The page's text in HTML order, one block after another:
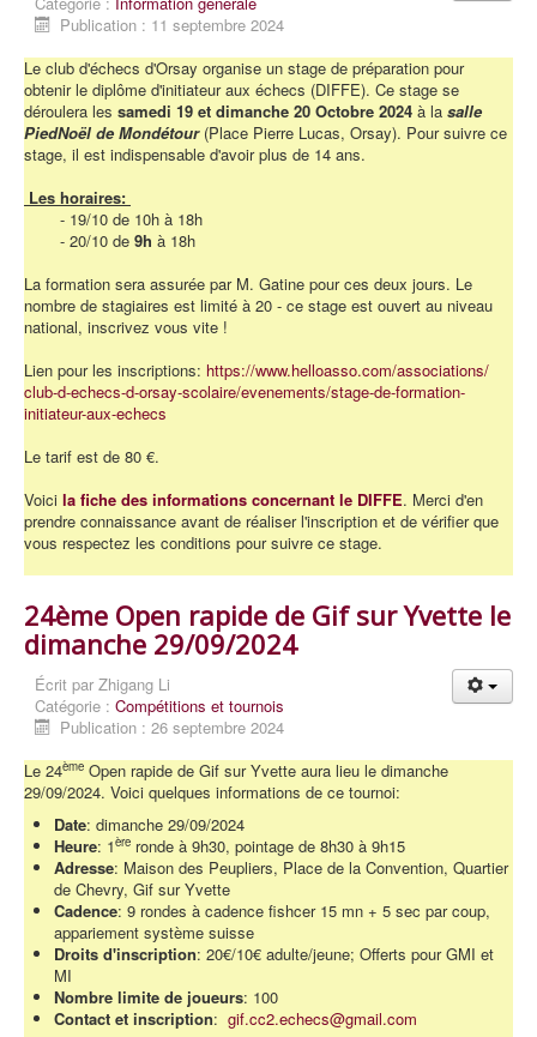
Publication : 11 septembre 2024
Le club d'échecs d'Orsay organise un stage de préparation pour
obtenir le diplôme d'initiateur aux échecs (DIFFE). Ce stage se
déroulera les samedi 19 et dimanche 20 Octobre 2024 à la salle
PiedNoël de Mondétour (Place Pierre Lucas, Orsay). Pour suivre ce
stage, il est indispensable d'avoir plus de 14 ans.
Les horaires:
- 19/10 de 10h à 18h
- 20/10 de 9h à 18h
La formation sera assurée par M. Gatine pour ces deux jours. Le
nombre de stagiaires est limité à 20 - ce stage est ouvert au niveau
national, inscrivez vous vite !
Lien pour les inscriptions: https://www.helloasso.com/associations/
club-d-echecs-d-orsay-scolaire/evenements/stage-de-formation-
initiateur-aux-echecs
Le tarif est de 80 €.
Voici la fiche des informations concernant le DIFFE. Merci d'en
prendre connaissance avant de réaliser l'inscription et de vérifier que
vous respectez les conditions pour suivre ce stage.
24ème Open rapide de Gif sur Yvette le
dimanche 29/09/2024
Écrit par Zhigang Li
Catégorie : Compétitions et tournois
Publication : 26 septembre 2024
Le 24ème Open rapide de Gif sur Yvette aura lieu le dimanche
29/09/2024. Voici quelques informations de ce tournoi:
Date: dimanche 29/09/2024
Heure: 1ère ronde à 9h30, pointage de 8h30 à 9h15
Adresse: Maison des Peupliers, Place de la Convention, Quartier
de Chevry, Gif sur Yvette
Cadence: 9 rondes à cadence fishcer 15 mn + 5 sec par coup,
appariement système suisse
Droits d'inscription: 20€/10€ adulte/jeune; Offerts pour GMI et
MI
Nombre limite de joueurs: 100
Contact et inscription: gif.cc2.echecs@gmail.com